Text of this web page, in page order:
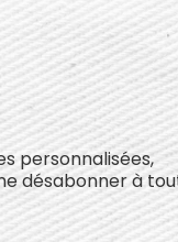
personnalisées,
désabonner à